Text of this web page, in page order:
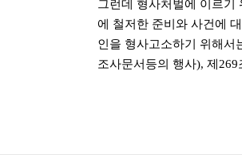
그런데 형사처벌에 이르기
에 철저한 준비와 사건에
인을 형사고소하기 위해서
조사문서등의 행사), 제